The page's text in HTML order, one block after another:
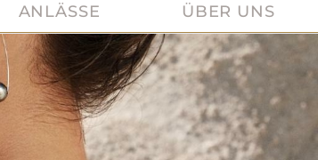
ANLÄSSE ÜBER UNS